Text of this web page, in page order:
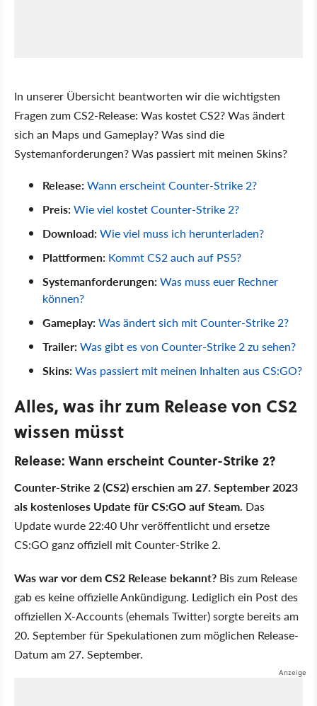
In unserer Übersicht beantworten wir die wichtigsten
Fragen zum CS2-Release: Was kostet CS2? Was ändert
sich an Maps und Gameplay? Was sind die
Systemanforderungen? Was passiert mit meinen Skins?
Release:Wann erscheint Counter-Strike 2?
Preis:Wie viel kostet Counter-Strike 2?
Download:Wie viel muss ich herunterladen?
Plattformen: Kommt CS2 auch auf PS5?
Systemanforderungen:Was muss euer Rechner
können?
Gameplay:Was ändert sich mit Counter-Strike 2?
Trailer:Was gibt es von Counter-Strike 2 zu sehen?
Skins:Was passiert mit meinen Inhalten aus CS:GO?
Alles, was ihr zum Release von CS2
wissen müsst
Release: Wann erscheint Counter-Strike 2?
Counter-Strike 2 (CS2) erschien am 27. September 2023
als kostenloses Update für CS:GO auf Steam. Das
Update wurde 22:40 Uhr veröffentlicht und ersetze
CS:GO ganz offiziell mit Counter-Strike 2.
Was war vor dem CS2 Release bekannt? Bis zum Release
gab es keine offizielle Ankündigung. Lediglich ein Post des
offiziellen X-Accounts (ehemals Twitter) sorgte bereits am
20. September für Spekulationen zum möglichen Release-
Datum am 27. September.